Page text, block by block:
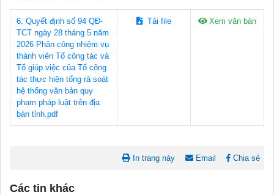
6. Quyết định số 94 QĐ-
TCT ngày 28 tháng 5 năm
2026 Phân công nhiệm vụ
thành viên Tổ công tác và
Tổ giúp việc của Tổ công
tác thực hiện tổng rà soát
hệ thống văn bản quy
phạm pháp luật trên địa
bàn tỉnh.pdf
Tải file Xem văn bản
In trang này Email Chia sẻ
Các tin khác